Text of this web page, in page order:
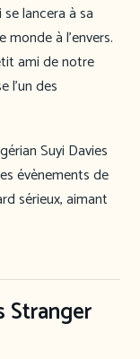
lancera à sa
à l’envers.
ami de notre
l’un des
Suyi Davies
évènements de
sérieux, aimant
Stranger